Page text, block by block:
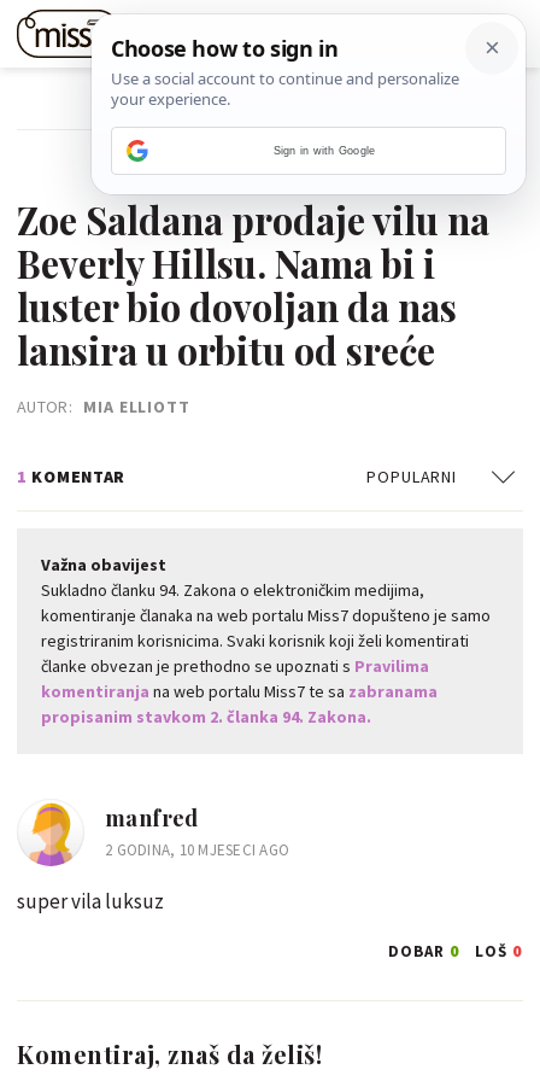
POVRATAK NA ČLANAK
23. RUJNA 2023.
Zoe Saldana prodaje vilu na
Beverly Hillsu. Nama bi i
luster bio dovoljan da nas
lansira u orbitu od sreće
AUTOR: MIA ELLIOTT
1 KOMENTAR POPULARNI
Važna obavijest
Sukladno članku 94. Zakona o elektroničkim medijima,
komentiranje članaka na web portalu Miss7 dopušteno je samo
registriranim korisnicima. Svaki korisnik koji želi komentirati
članke obvezan je prethodno se upoznati s Pravilima
komentiranja na web portalu Miss7 te sa zabranama
propisanim stavkom 2. članka 94. Zakona.
manfred
2 GODINA, 10 MJESECI AGO
super vila luksuz
DOBAR 0 LOŠ 0
Komentiraj, znaš da želiš!
Sign in with Google